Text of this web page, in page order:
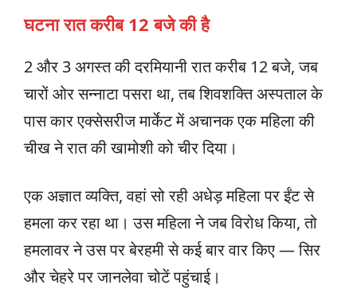
घटना रात करीब 12 बजे की है
2 और 3 अगस्त की दरमियानी रात करीब 12 बजे, जब
चारों ओर सन्नाटा पसरा था, तब शिवशक्ति अस्पताल के
पास कार एक्सेसरीज मार्केट में अचानक एक महिला की
चीख ने रात की खामोशी को चीर दिया।
एक अज्ञात व्यक्ति, वहां सो रही अधेड़ महिला पर ईंट से
हमला कर रहा था। उस महिला ने जब विरोध किया, तो
हमलावर ने उस पर बेरहमी से कई बार वार किए — सिर
और चेहरे पर जानलेवा चोटें पहुंचाई।